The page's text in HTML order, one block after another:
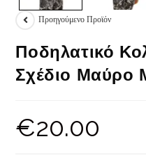
Προηγούμενο Προϊόν
Ποδηλατικό
Σχέδιο Μαύρο
€20.00